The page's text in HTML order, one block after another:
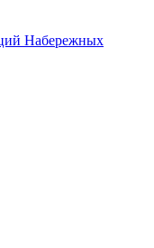
Набережных